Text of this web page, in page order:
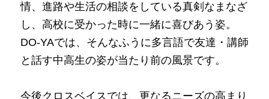
情、進路や生活の相談をしている真剣なまなざ
し、高校に受かった時に一緒に喜びあう姿。
DO-YAでは、そんなふうに多言語で友達・講師
と話す中高生の姿が当たり前の風景です。
今後クロスベイスでは、更なるニーズの高まり